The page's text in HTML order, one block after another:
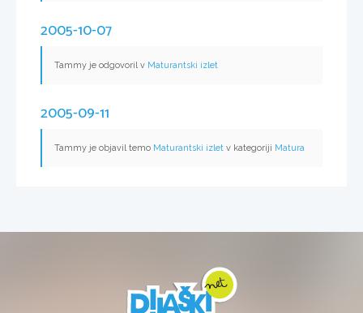
2005-10-07
Tammy je odgovoril v Maturantski izlet
2005-09-11
Tammy je objavil temo Maturantski izlet v kategoriji Matura